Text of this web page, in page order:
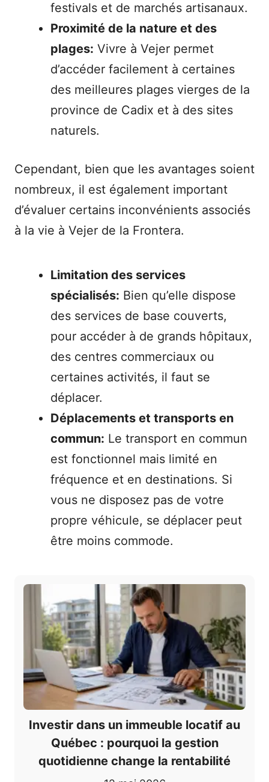
festivals et de marchés artisanaux.
Proximité de la nature et des
plages: Vivre à Vejer permet
d’accéder facilement à certaines
des meilleures plages vierges de la
province de Cadix et à des sites
naturels.
Cependant, bien que les avantages soient
nombreux, il est également important
d’évaluer certains inconvénients associés
à la vie à Vejer de la Frontera.
Limitation des services
spécialisés: Bien qu’elle dispose
des services de base couverts,
pour accéder à de grands hôpitaux,
des centres commerciaux ou
certaines activités, il faut se
déplacer.
Déplacements et transports en
commun: Le transport en commun
est fonctionnel mais limité en
fréquence et en destinations. Si
vous ne disposez pas de votre
propre véhicule, se déplacer peut
être moins commode.
Investir dans un immeuble locatif au
Québec : pourquoi la gestion
quotidienne change la rentabilité